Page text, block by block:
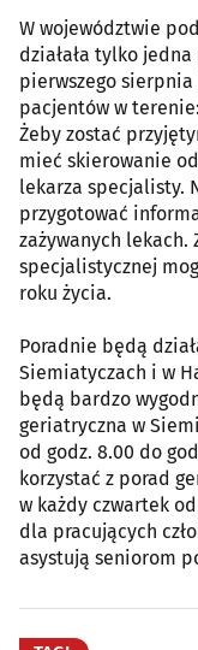
W województwie
działała tylko
pierwszego
pacjentów w
Żeby zostać
mieć skierowanie
lekarza specjalisty.
przygotować
zażywanych
specjalistycznej
roku życia.
Poradnie będą
Siemiatyczach i w
będą bardzo
geriatryczna w
od godz. 8.00 do
korzystać z porad
w każdy czwartek
dla pracujących
asystują seniorom